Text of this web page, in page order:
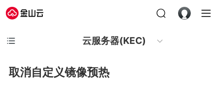
云服务器(KEC)
取消自定义镜像预热